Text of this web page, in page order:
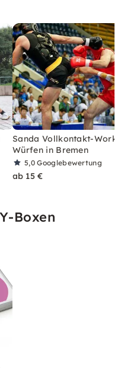
Sanda Vollkontakt-
Würfen in Bremen
5,0Googlebewertung
ab 15 €
Boxen